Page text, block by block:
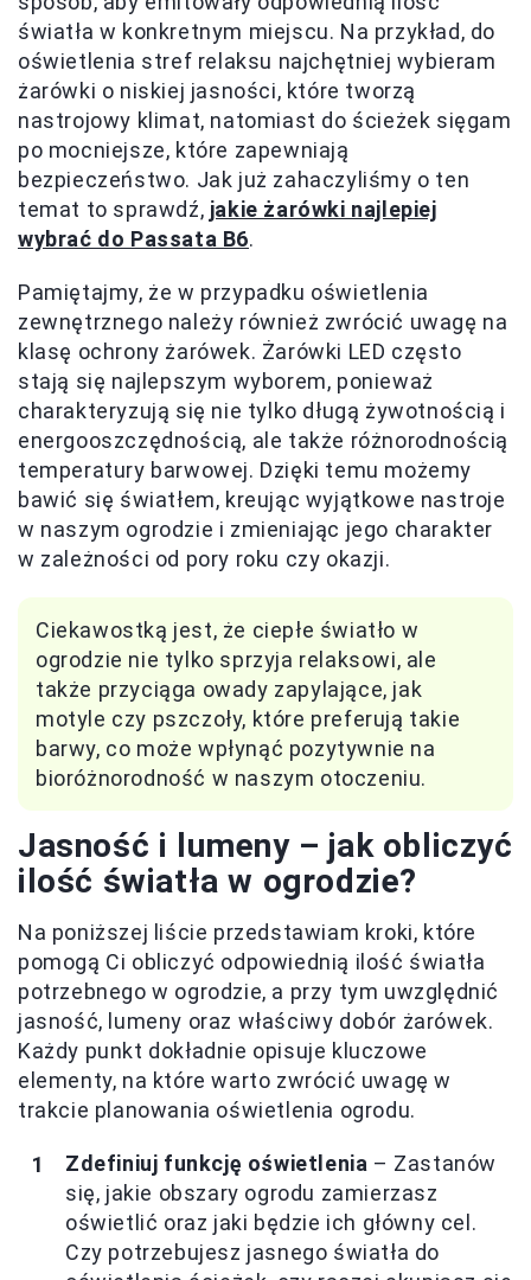
światła w konkretnym miejscu. Na przykład, do
oświetlenia stref relaksu najchętniej wybieram
żarówki o niskiej jasności, które tworzą
nastrojowy klimat, natomiast do ścieżek sięgam
po mocniejsze, które zapewniają
bezpieczeństwo. Jak już zahaczyliśmy o ten
temat to sprawdź, jakie żarówki najlepiej
wybrać do Passata B6.
Pamiętajmy, że w przypadku oświetlenia
zewnętrznego należy również zwrócić uwagę na
klasę ochrony żarówek. Żarówki LED często
stają się najlepszym wyborem, ponieważ
charakteryzują się nie tylko długą żywotnością i
energooszczędnością, ale także różnorodnością
temperatury barwowej. Dzięki temu możemy
bawić się światłem, kreując wyjątkowe nastroje
w naszym ogrodzie i zmieniając jego charakter
w zależności od pory roku czy okazji.
Ciekawostką jest, że ciepłe światło w
ogrodzie nie tylko sprzyja relaksowi, ale
także przyciąga owady zapylające, jak
motyle czy pszczoły, które preferują takie
barwy, co może wpłynąć pozytywnie na
bioróżnorodność w naszym otoczeniu.
Jasność i lumeny – jak obliczyć
ilość światła w ogrodzie?
Na poniższej liście przedstawiam kroki, które
pomogą Ci obliczyć odpowiednią ilość światła
potrzebnego w ogrodzie, a przy tym uwzględnić
jasność, lumeny oraz właściwy dobór żarówek.
Każdy punkt dokładnie opisuje kluczowe
elementy, na które warto zwrócić uwagę w
trakcie planowania oświetlenia ogrodu.
Zdefiniuj funkcję oświetlenia – Zastanów
się, jakie obszary ogrodu zamierzasz
oświetlić oraz jaki będzie ich główny cel.
Czy potrzebujesz jasnego światła do